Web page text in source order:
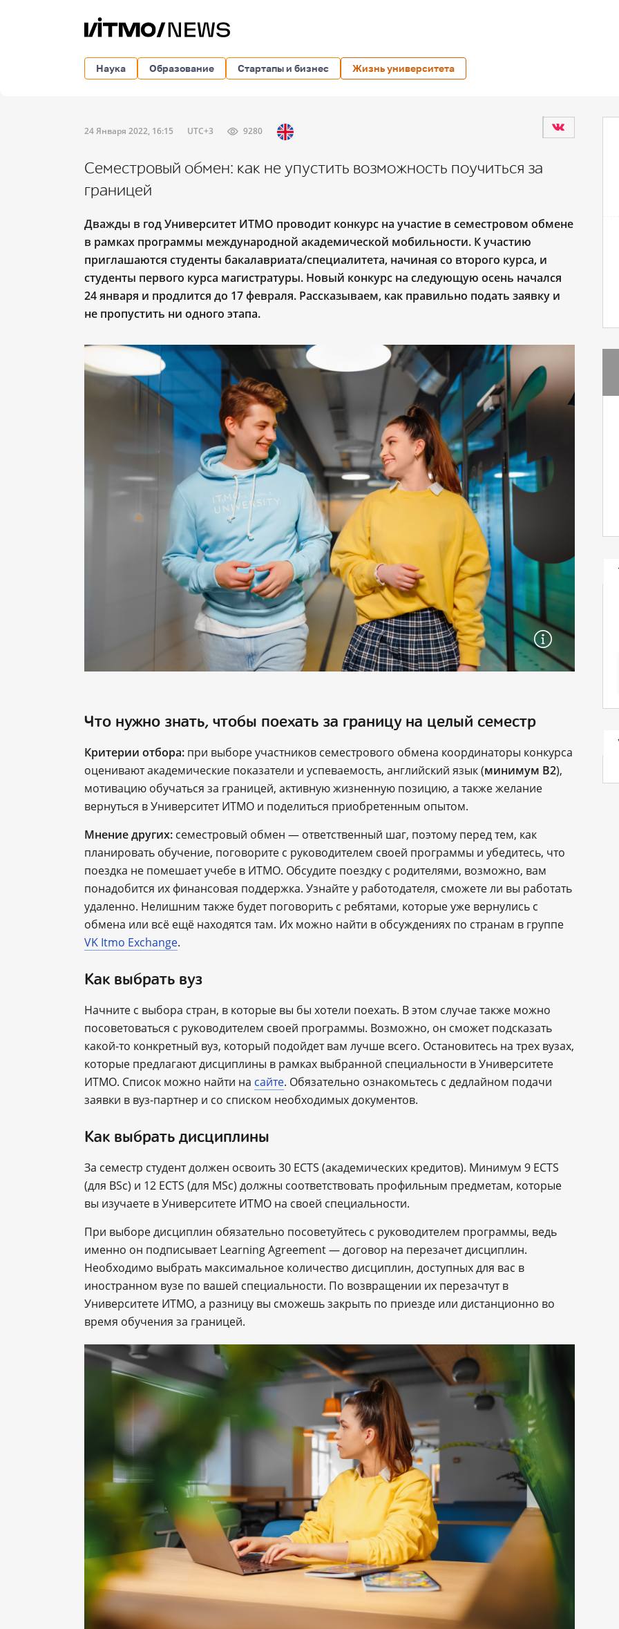
Наука Образование Стартапы и бизнес Жизнь университета
24 Января 2022, 16:15 UTC+3 9280
Семестровый обмен: как не упустить возможность поучиться за
границей
Дважды в год Университет ИТМО проводит конкурс на участие в семестровом обмене
в рамках программы международной академической мобильности. К участию
приглашаются студенты бакалавриата/специалитета, начиная со второго курса, и
студенты первого курса магистратуры. Новый конкурс на следующую осень начался
24 января и продлится до 17 февраля. Рассказываем, как правильно подать заявку и
не пропустить ни одного этапа.
Что нужно знать, чтобы поехать за границу на целый семестр
Критерии отбора: при выборе участников семестрового обмена координаторы конкурса
оценивают академические показатели и успеваемость, английский язык (минимум B2),
мотивацию обучаться за границей, активную жизненную позицию, а также желание
вернуться в Университет ИТМО и поделиться приобретенным опытом.
Мнение других: семестровый обмен ― ответственный шаг, поэтому перед тем, как
планировать обучение, поговорите с руководителем своей программы и убедитесь, что
поездка не помешает учебе в ИТМО. Обсудите поездку с родителями, возможно, вам
понадобится их финансовая поддержка. Узнайте у работодателя, сможете ли вы работать
удаленно. Нелишним также будет поговорить с ребятами, которые уже вернулись с
обмена или всё ещё находятся там. Их можно найти в обсуждениях по странам в группе
VK Itmo Exchange.
Как выбрать вуз
Начните с выбора стран, в которые вы бы хотели поехать. В этом случае также можно
посоветоваться с руководителем своей программы. Возможно, он сможет подсказать
какой-то конкретный вуз, который подойдет вам лучше всего. Остановитесь на трех вузах,
которые предлагают дисциплины в рамках выбранной специальности в Университете
ИТМО. Список можно найти на сайте. Обязательно ознакомьтесь с дедлайном подачи
заявки в вуз-партнер и со списком необходимых документов.
Как выбрать дисциплины
За семестр студент должен освоить 30 ECTS (академических кредитов). Минимум 9 ECTS
(для BSc) и 12 ECTS (для MSc) должны соответствовать профильным предметам, которые
вы изучаете в Университете ИТМО на своей специальности.
При выборе дисциплин обязательно посоветуйтесь с руководителем программы, ведь
именно он подписывает Learning Agreement — договор на перезачет дисциплин.
Необходимо выбрать максимальное количество дисциплин, доступных для вас в
иностранном вузе по вашей специальности. По возвращении их перезачтут в
Университете ИТМО, а разницу вы сможешь закрыть по приезде или дистанционно во
время обучения за границей.